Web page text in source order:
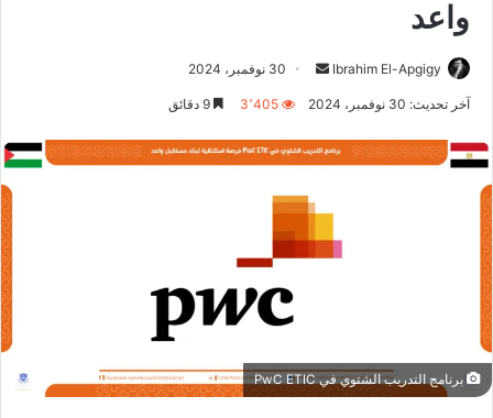
واعد
Ibrahim El-Apgigy
أرسل 30 نوفمبر، 2024
آخر تحديث: 30 نوفمبر، 2024 3٬405
برنامج التدريب الشتوي في PwC ETIC